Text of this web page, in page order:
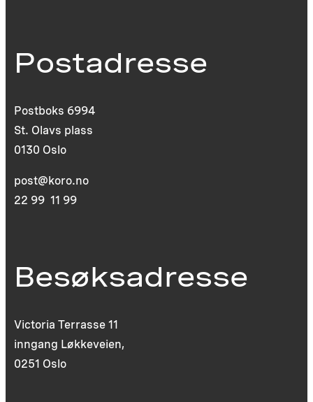
Postadresse
Postboks 6994
St. Olavs plass
0130 Oslo
post@koro.no
22 99 11 99
Besøksadresse
Victoria Terrasse 11
inngang Løkkeveien,
0251 Oslo